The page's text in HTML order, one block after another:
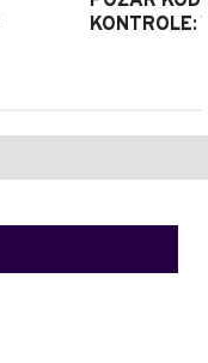
KONTROLE: